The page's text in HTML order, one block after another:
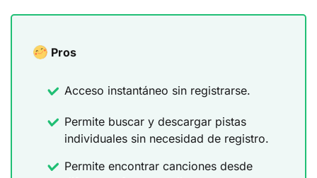
Pros
Acceso instantáneo sin registrarse.
Permite buscar y descargar pistas
individuales sin necesidad de registro.
Permite encontrar canciones desde